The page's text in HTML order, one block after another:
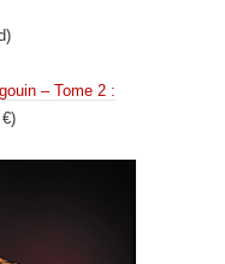
– Tome 2 :